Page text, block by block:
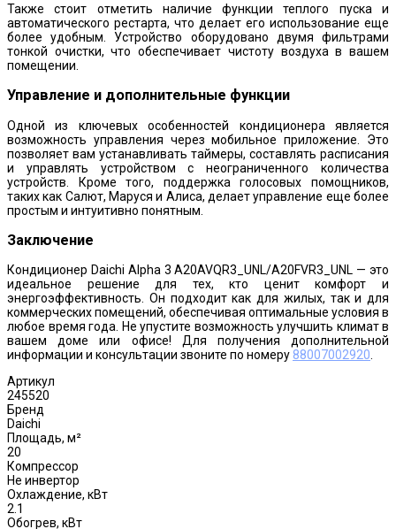
Также стоит отметить наличие функции теплого пуска и
автоматического рестарта, что делает его использование еще
более удобным. Устройство оборудовано двумя фильтрами
тонкой очистки, что обеспечивает чистоту воздуха в вашем
помещении.
Управление и дополнительные функции
Одной из ключевых особенностей кондиционера является
возможность управления через мобильное приложение. Это
позволяет вам устанавливать таймеры, составлять расписания
и управлять устройством с неограниченного количества
устройств. Кроме того, поддержка голосовых помощников,
таких как Салют, Маруся и Алиса, делает управление еще более
простым и интуитивно понятным.
Заключение
Кондиционер Daichi Alpha 3 A20AVQR3_UNL/A20FVR3_UNL — это
идеальное решение для тех, кто ценит комфорт и
энергоэффективность. Он подходит как для жилых, так и для
коммерческих помещений, обеспечивая оптимальные условия в
любое время года. Не упустите возможность улучшить климат в
вашем доме или офисе! Для получения дополнительной
информации и консультации звоните по номеру 88007002920.
Артикул
245520
Бренд
Daichi
Площадь, м²
20
Компрессор
Не инвертор
Охлаждение, кВт
2.1
Обогрев, кВт